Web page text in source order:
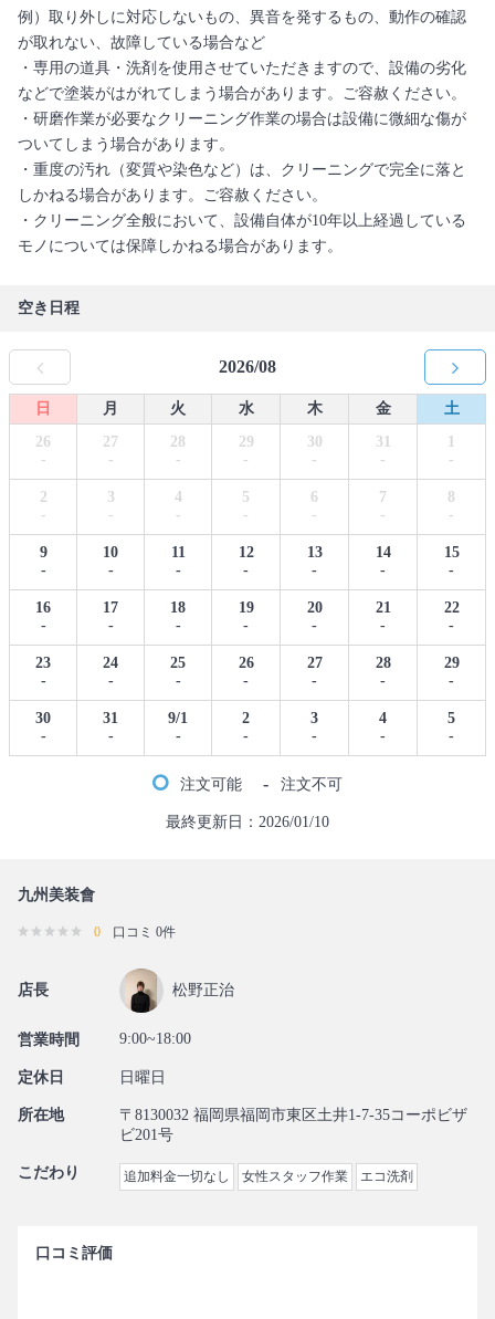
例）取り外しに対応しないもの、異音を発するもの、動作の確認
が取れない、故障している場合など
・専用の道具・洗剤を使用させていただきますので、設備の劣化
などで塗装がはがれてしまう場合があります。ご容赦ください。
・研磨作業が必要なクリーニング作業の場合は設備に微細な傷が
ついてしまう場合があります。
・重度の汚れ（変質や染色など）は、クリーニングで完全に落と
しかねる場合があります。ご容赦ください。
・クリーニング全般において、設備自体が10年以上経過している
モノについては保障しかねる場合があります。
空き日程
2026/08
日 月 火 水 木 金
土
26
-
27
-
28
-
29
-
30
-
31
-
1
-
2
-
3
-
4
-
5
-
6
-
7
-
8
-
9
-
10
-
11
-
12
-
13
-
14
-
15
-
16
-
17
-
18
-
19
-
20
-
21
-
22
-
23
-
24
-
25
-
26
-
27
-
28
-
29
-
30
-
31
-
9/1
-
2
-
3
-
4
-
5
-
注文可能 - 注文不可
最終更新日：2026/01/10
九州美装會
0 口コミ 0件
店長 松野正治
営業時間 9:00~18:00
定休日 日曜日
所在地
〒8130032 福岡県福岡市東区土井1-7-35コーポビザ
ビ201号
こだわり 追加料金一切なし 女性スタッフ作業 エコ洗剤
口コミ評価